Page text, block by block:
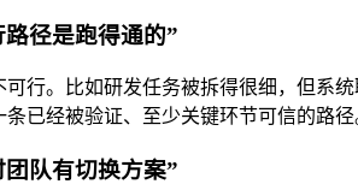
径是跑得通的”
行。比如研发任务被拆得很细，但系
已经被验证、至少关键环节可信的路径
队有切换方案”